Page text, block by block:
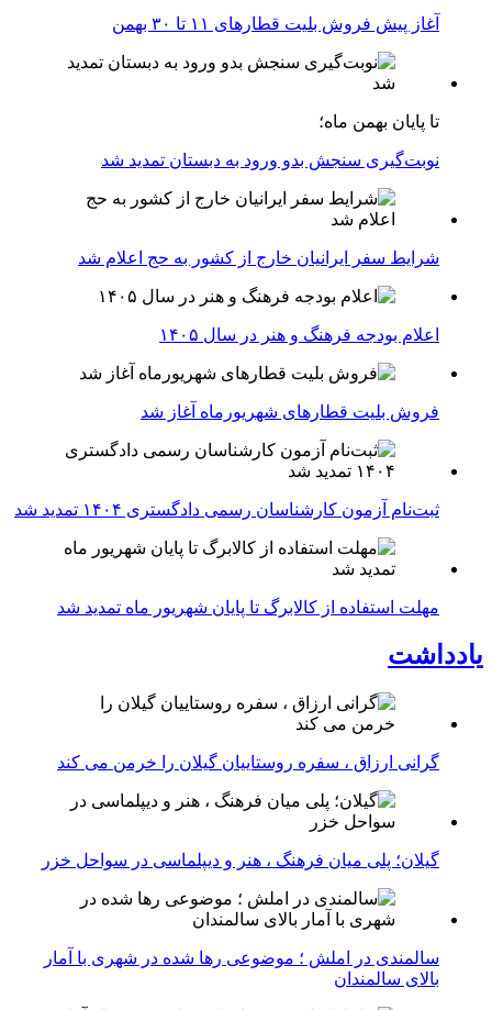
آغاز پیش فروش بلیت‌ قطارهای ۱۱ تا ۳۰ بهمن
تا پایان بهمن ماه؛
نوبت‌گیری سنجش بدو ورود به دبستان تمدید شد
شرایط سفر ایرانیان خارج از کشور به حج اعلام شد
اعلام بودجه فرهنگ و هنر در سال ۱۴۰۵
فروش بلیت قطارهای شهریورماه آغاز شد
ثبت‌نام آزمون کارشناسان رسمی دادگستری ۱۴۰۴ تمدید شد
مهلت استفاده از کالابرگ تا پایان شهریور ماه تمدید شد
یادداشت
گرانی ارزاق ، سفره روستاییان گیلان را خرمن می کند
گیلان؛ پلی میان فرهنگ ، هنر و دیپلماسی در سواحل خزر
سالمندی در املش ؛ موضوعی رها شده در شهری با آمار
بالای سالمندان